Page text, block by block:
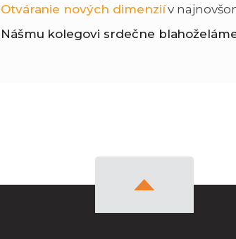
Otváranie nových dimenziív
Nášmu kolegovi srdečne